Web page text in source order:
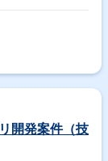
開発案件（技